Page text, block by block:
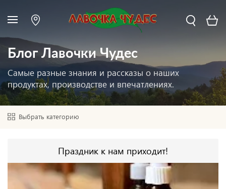
Блог Лавочки Чудес
Самые разные знания и рассказы о наших
продуктах, производстве и впечатлениях.
Выбрать категорию
Праздник к нам приходит!